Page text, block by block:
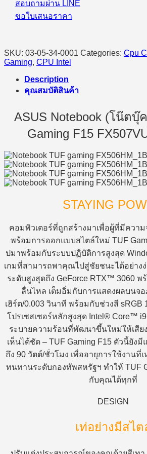
สอบถามผ่าน LINE
ขอใบเสนอราคา
SKU: 03-05-34-0001 Categories: Cpu
Gaming, CPU Intel
Description
คุณสมบัติสินค้า
ASUS Notebook (โน๊ตบุ๊
Gaming F15
STAYING
คอมพิวเตอร์ที่ถูกสร้างมาเพื่อผู้ที่มีความ
พร้อมการออกแบบสไตล์ใหม่ TUF
ปมาพร้อมกับระบบปฏิบัติการสูงสุด
เกมที่สามารถพาคุณไปสู่ชัยชนะได้อย่าง
ระดับสูงสุดถึง GeForce RTX™ 3060 พ
ลื่นไหล เต็มอิ่มกับการแสดงผลบนจ
เฮิร์ต/0.003 วินาที พร้อมกับช่วงสี sRGB
โปรเซสเซอร์หลักสูงสุด Intel® Core™
ระบายความร้อนที่พัฒนาขึ้นใหม่ให้เสีย
เห็นได้ชัด – TUF Gaming F15 ตัวนี้ยัง
ถึง 90 วัตต์/ชั่วโมง เพื่ออายุการใช้งานที่
ทนทานระดับกองทัพสหรัฐฯ ทำให้ TUF
กับคุณได้ทุกที่
DESIGN
เท่อย่างมีสไต